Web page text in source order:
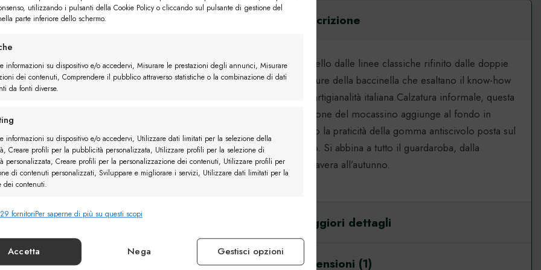
utilizzando i pulsanti della Cookie Policy o cliccando sul pulsante di gestione del
parte inferiore dello schermo.
informazioni su dispositivo e/o accedervi, Misurare le prestazioni degli annunci, Misurare
dei contenuti, Comprendere il pubblico attraverso statistiche o la combinazione di dati
da fonti diverse.
informazioni su dispositivo e/o accedervi, Utilizzare dati limitati per la selezione della
Creare profili per la pubblicità personalizzata, Utilizzare profili per la selezione di
personalizzata, Creare profili per la personalizzazione dei contenuti, Utilizzare profili per
di contenuti personalizzati, Sviluppare e migliorare i servizi, Utilizzare dati limitati per la
dei contenuti.
Identificare i dispositivi in base alle informazioni trasmesse automaticamente.
fornitoriPer saperne di più su questi scopi
Accetta Nega Gestisci opzioni
2 utenti
Mocassino Roma
Descrizione
Modello dalle linee classiche rifinito dalle doppie
cuciture della baccinella che esaltano il know-how
dell’artigianalità italiana.Calzatura informale, questa
versione del mocassino aggiunge al fondo in
cuoio la praticità della gomma antiscivolo posta sul
tacco. Si abbina a tutto il guardaroba, dalla
primavera all’autunno.
Maggiori dettagli
Recensioni (1)